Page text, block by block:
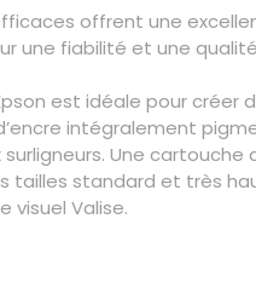
offrent une
une fiabilité et une
est idéale pour
intégralement
surligneurs. Une
tailles standard et très
visuel Valise.